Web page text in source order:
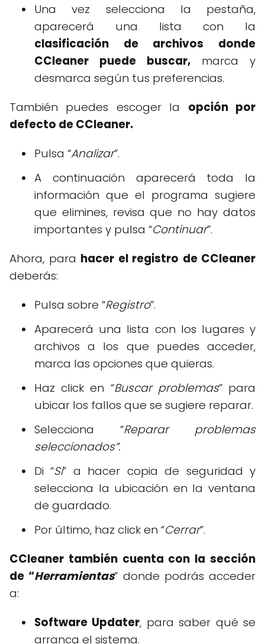
Una vez selecciona la pestaña,
aparecerá una lista con la
clasificación de archivos donde
CCleaner puede buscar, marca y
desmarca según tus preferencias.
También puedes escoger la opción por
defecto de CCleaner.
Pulsa “Analizar”.
A continuación aparecerá toda la
información que el programa sugiere
que elimines, revisa que no hay datos
importantes y pulsa “Continuar”.
Ahora, para hacer el registro de CCleaner
deberás:
Pulsa sobre “Registro”.
Aparecerá una lista con los lugares y
archivos a los que puedes acceder,
marca las opciones que quieras.
Haz click en “Buscar problemas” para
ubicar los fallos que se sugiere reparar.
Selecciona “Reparar problemas
seleccionados”.
Di “Si” a hacer copia de seguridad y
selecciona la ubicación en la ventana
de guardado.
Por último, haz click en “Cerrar”.
CCleaner también cuenta con la sección
de “Herramientas” donde podrás acceder
a:
Software Updater, para saber qué se
arranca el sistema.